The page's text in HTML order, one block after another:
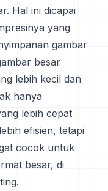
Hal ini dicapai
yang
gambar
besar
lebih kecil dan
hanya
lebih cepat
efisien, tetapi
cocok untuk
besar, di